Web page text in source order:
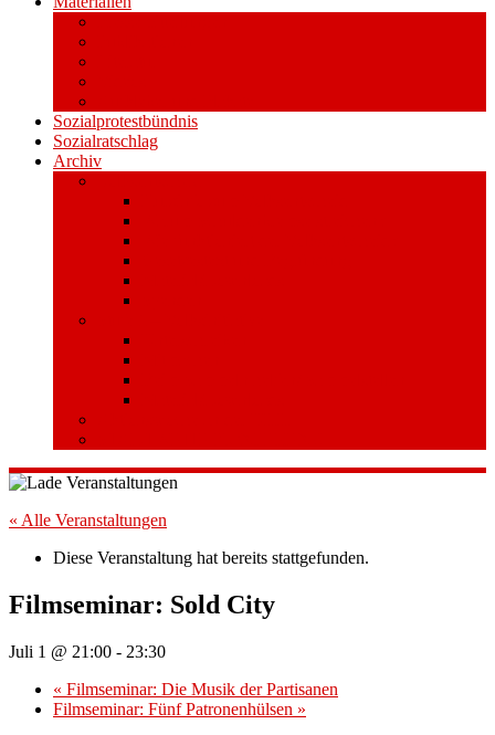
Sozialprotestbündnis
Sozialratschlag
Archiv
« Alle Veranstaltungen
Diese Veranstaltung hat bereits stattgefunden.
Filmseminar: Sold City
Juli 1 @ 21:00 - 23:30
« Filmseminar: Die Musik der Partisanen
Filmseminar: Fünf Patronenhülsen »